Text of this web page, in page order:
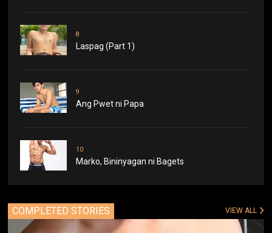
8
Laspag (Part 1)
9
Ang Pwet ni Papa
10
Marko, Bininyagan ni Bagets
COMPLETED STORIES VIEW ALL